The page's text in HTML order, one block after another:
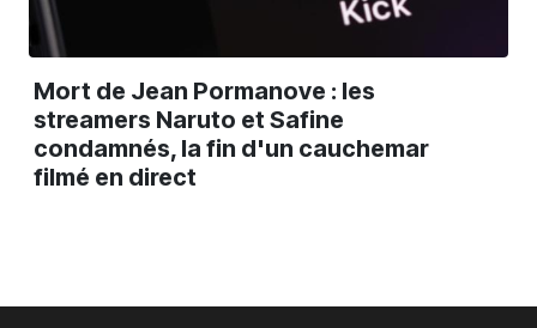
Mort de Jean Pormanove : les
streamers Naruto et Safine
condamnés, la fin d'un cauchemar
filmé en direct